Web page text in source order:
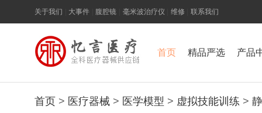
关于我们 大事件 腹腔镜 毫米波治疗仪 维修 联系我们
首页 精品严选 产品
首页 > 医疗器械 > 医学模型 > 虚拟技能训练 >